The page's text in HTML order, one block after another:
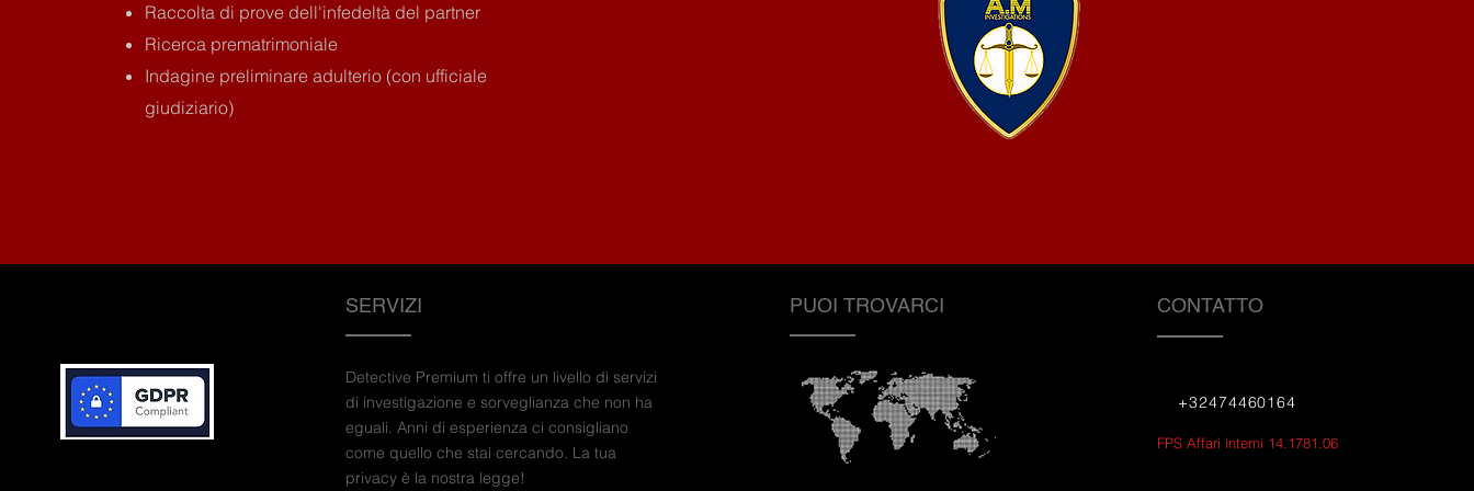
Raccolta di prove dell'infedeltà del partner
Ricerca prematrimoniale
Indagine preliminare adulterio (con ufficiale
giudiziario)
SERVIZI
Detective Premium ti offre un livello di servizi
di investigazione e sorveglianza che non ha
eguali. Anni di esperienza ci consigliano
come quello che stai cercando. La tua
privacy è la nostra legge!
PUOI TROVARCI CONTATTO
+32474460164
FPS Affari interni 14.1781.06